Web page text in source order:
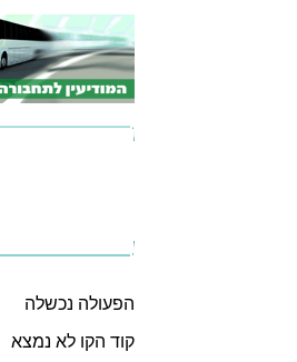
הפעולה נכשלה
קוד הקו לא נמצא